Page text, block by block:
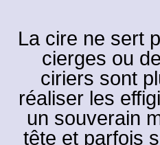
La cire ne sert
cierges ou
ciriers sont
réaliser les
un souverain
tête et parfois